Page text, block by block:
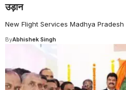
उड़ान
New Flight Services Madhya Pradesh :
ByAbhishek Singh